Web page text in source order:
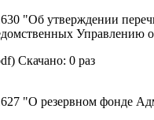
"Об утверждении
Скачано: 0 раз
"О резервном фонде